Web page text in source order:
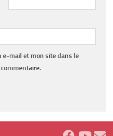
e-mail et mon site dans le